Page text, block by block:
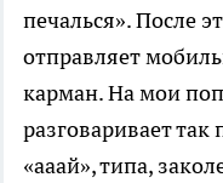
печалься». После
отправляет
карман. На мои
разговаривает
«ааай», типа,